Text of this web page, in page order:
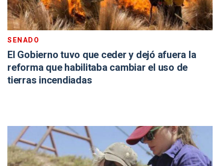
SENADO
El Gobierno tuvo que ceder y dejó afuera la
reforma que habilitaba cambiar el uso de
tierras incendiadas